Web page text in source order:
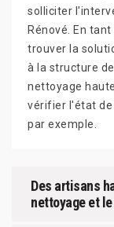
solliciter
Rénové. En
trouver la
à la structure
nettoyage
vérifier l'état de
par exemple.
Des artisans
nettoyage et